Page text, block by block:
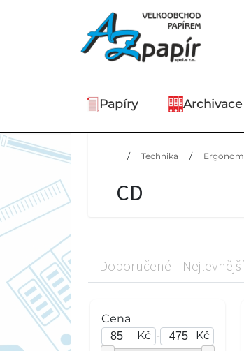
Papíry Archivace
/ Technika /
CD
Doporučené Nejlevnější
Cena
Kč - Kč